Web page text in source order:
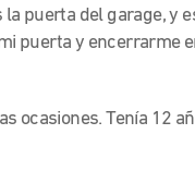
puerta del garage, y
puerta y encerrarme
ocasiones. Tenía 12